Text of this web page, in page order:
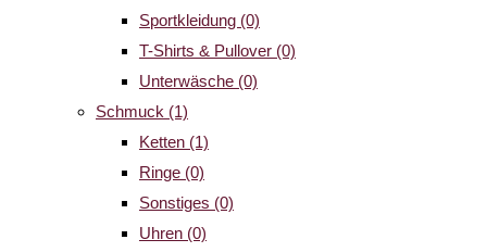
Sportkleidung (0)
T-Shirts & Pullover (0)
Unterwäsche (0)
Schmuck (1)
Ketten (1)
Ringe (0)
Sonstiges (0)
Uhren (0)